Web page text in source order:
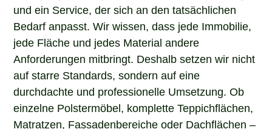
und ein Service, der sich an den tatsächlichen
Bedarf anpasst. Wir wissen, dass jede Immobilie,
jede Fläche und jedes Material andere
Anforderungen mitbringt. Deshalb setzen wir nicht
auf starre Standards, sondern auf eine
durchdachte und professionelle Umsetzung. Ob
einzelne Polstermöbel, komplette Teppichflächen,
Matratzen, Fassadenbereiche oder Dachflächen –